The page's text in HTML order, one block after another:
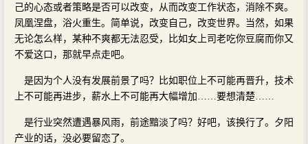
己的心态或者策略是否可以改变，从而改变工作状态，消除不爽。
凤凰涅盘，浴火重生。简单说，改变自己，改变世界。当然，如果
无论怎么样，某种不爽都无法忍受，比如女上司老吃你豆腐而你又
不爱这口，那就早点走吧。
是因为个人没有发展前景了吗？比如职位上不可能再晋升，技术
上不可能再进步，薪水上不可能再大幅增加……要想清楚……
是行业突然遭遇暴风雨，前途黯淡了吗？好吧，该换行了。夕阳
产业的话，没必要留恋了。